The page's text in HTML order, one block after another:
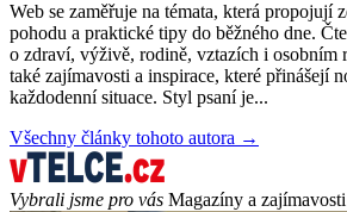
Web se zaměřuje na témata, která propojují
pohodu a praktické tipy do běžného dne.
o zdraví, výživě, rodině, vztazích i osobním
také zajímavosti a inspirace, které přinášejí
každodenní situace. Styl psaní je...
Všechny články tohoto autora →
Vybrali jsme pro vás Magazíny a zajímavosti